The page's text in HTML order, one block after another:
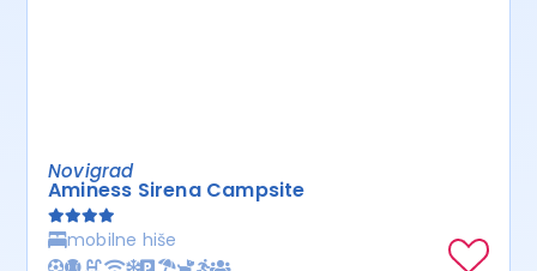
Novigrad
Aminess Sirena Campsite
mobilne hiše